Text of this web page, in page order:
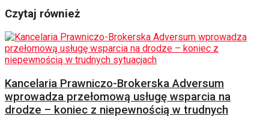
Czytaj również
Kancelaria Prawniczo-Brokerska Adversum
wprowadza przełomową usługę wsparcia na
drodze – koniec z niepewnością w trudnych